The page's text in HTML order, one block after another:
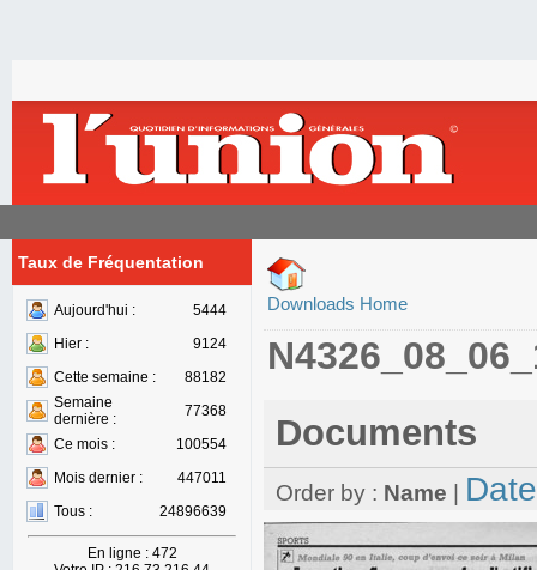
Taux de Fréquentation
Aujourd'hui :
5444
Hier :
9124
Cette semaine :
88182
Semaine
dernière :
77368
Ce mois :
100554
Mois dernier :
447011
Tous :
24896639
En ligne : 472
Downloads Home
Documents
Order by : Name Date